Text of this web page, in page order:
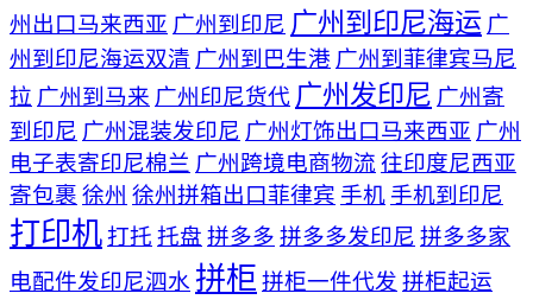
州出口马来西亚 广州到印尼 广州到印尼海运 广
州到印尼海运双清 广州到巴生港 广州到菲律宾马尼
拉 广州到马来 广州印尼货代 广州发印尼 广州寄
到印尼 广州混装发印尼 广州灯饰出口马来西亚 广州
电子表寄印尼棉兰 广州跨境电商物流 往印度尼西亚
寄包裹 徐州 徐州拼箱出口菲律宾 手机 手机到印尼
打印机打托 托盘 拼多多 拼多多发印尼 拼多多家
电配件发印尼泗水 拼柜 拼柜一件代发 拼柜起运